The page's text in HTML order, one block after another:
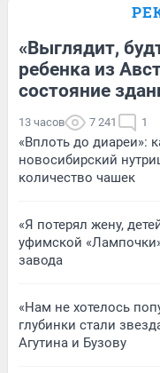
«Выглядит,
ребенка из
состояние
13 часов 7 241 1
«Вплоть до диареи»:
новосибирский
количество чашек
«Я потерял жену,
уфимской
завода
«Нам не хотелось
глубинки стали
Агутина и Бузову